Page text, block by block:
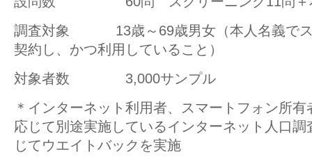
調査対象 13歳～69歳男女（本人名義でス
契約し、かつ利用していること）
対象者数 3,000サンプル
＊インターネット利用者、スマートフォン所
応じて別途実施しているインターネット人口
じてウエイトバックを実施